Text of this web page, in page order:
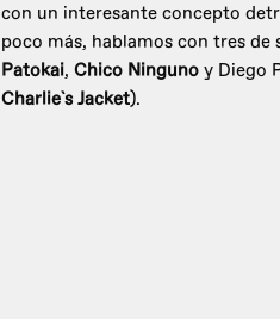
con un interesante concepto
poco más, hablamos con tres de
Patokai, Chico Ninguno y Diego
Charlie`s Jacket).